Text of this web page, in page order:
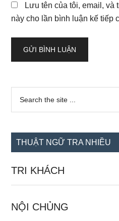
Lưu tên của tôi, email, và
này cho lần bình luận kế tiếp
Sidebar
chính
...
THUẬT NGỮ TRA NHIỀU
TRI KHÁCH
NỘI CHỦNG